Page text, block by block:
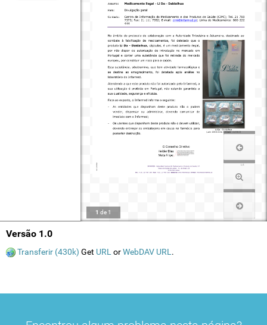
1 de 1
Versão 1.0
Transferir (430k) Get URL orWebDAV URL .